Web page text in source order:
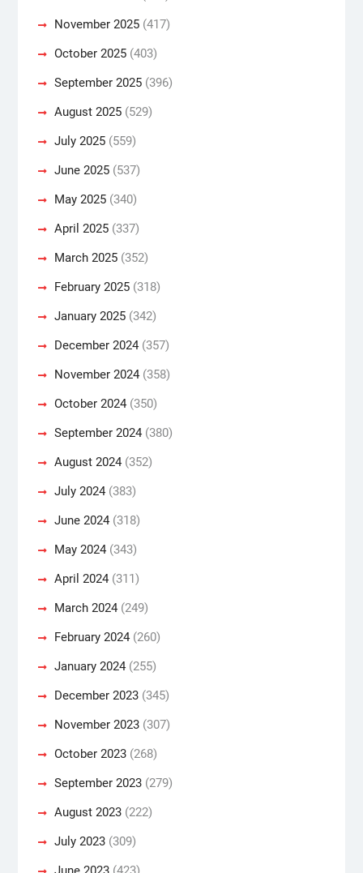
November 2025(417)
October 2025(403)
September 2025(396)
August 2025(529)
July 2025(559)
June 2025(537)
May 2025(340)
April 2025(337)
March 2025(352)
February 2025(318)
January 2025(342)
December 2024(357)
November 2024(358)
October 2024(350)
September 2024(380)
August 2024(352)
July 2024(383)
June 2024(318)
May 2024(343)
April 2024(311)
March 2024(249)
February 2024(260)
January 2024(255)
December 2023(345)
November 2023(307)
October 2023(268)
September 2023(279)
August 2023(222)
July 2023(309)